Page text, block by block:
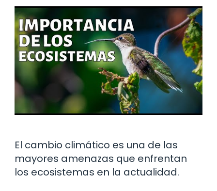
El cambio climático es una de las
mayores amenazas que enfrentan
los ecosistemas en la actualidad.